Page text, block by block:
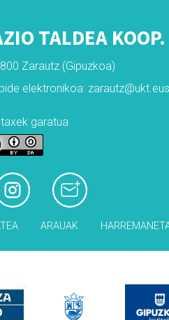
TALDEA
Zarautz (Gipuzkoa)
elektronikoa: zarautz@ukt.eus
garatua
ARAUAK